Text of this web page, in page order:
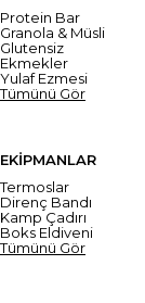
Protein Bar
Granola & Müsli
Glutensiz
Ekmekler
Yulaf Ezmesi
Tümünü Gör
EKİPMANLAR
Termoslar
Direnç Bandı
Kamp Çadırı
Boks Eldiveni
Tümünü Gör